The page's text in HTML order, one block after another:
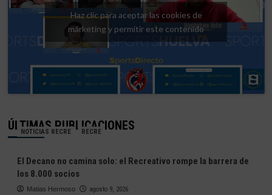
Haz clic para aceptar las cookies de
márketing y permitir este contenido
ÚLTIMAS PUBLICACIONES
NOTICIAS RECRE RECRE
El Decano no camina solo: el Recreativo rompe la barrera de
los 8.000 socios
Matias Hermoso agosto 9, 2026